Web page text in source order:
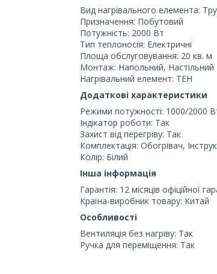
Вид нагрівального елемента:
Призначення: Побутовий
Потужність: 2000 Вт
Тип теплоносія: Електричні
Площа обслуговування: 20 кв. м
Монтаж: Напольний, Настільний
Нагрівальний елемент: ТЕН
Додаткові характеристики
Режими потужності: 1000/2000
Індікатор роботи: Так
Захист від перегріву: Так
Комплектація: Обогрівач,
Колір: Білий
Інша інформація
Гарантія: 12 місяців офіційної
Країна-виробник товару: Китай
Особливості
Вентиляція без нагріву: Так
Ручка для переміщення: Так